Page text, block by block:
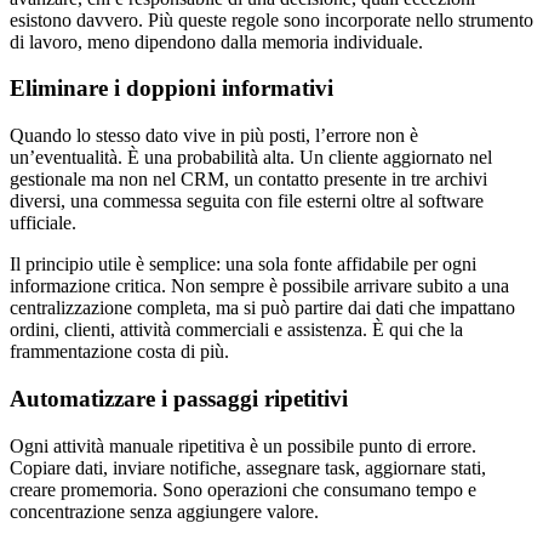
esistono davvero. Più queste regole sono incorporate nello strumento
di lavoro, meno dipendono dalla memoria individuale.
Eliminare i doppioni informativi
Quando lo stesso dato vive in più posti, l’errore non è
un’eventualità. È una probabilità alta. Un cliente aggiornato nel
gestionale ma non nel CRM, un contatto presente in tre archivi
diversi, una commessa seguita con file esterni oltre al software
ufficiale.
Il principio utile è semplice: una sola fonte affidabile per ogni
informazione critica. Non sempre è possibile arrivare subito a una
centralizzazione completa, ma si può partire dai dati che impattano
ordini, clienti, attività commerciali e assistenza. È qui che la
frammentazione costa di più.
Automatizzare i passaggi ripetitivi
Ogni attività manuale ripetitiva è un possibile punto di errore.
Copiare dati, inviare notifiche, assegnare task, aggiornare stati,
creare promemoria. Sono operazioni che consumano tempo e
concentrazione senza aggiungere valore.